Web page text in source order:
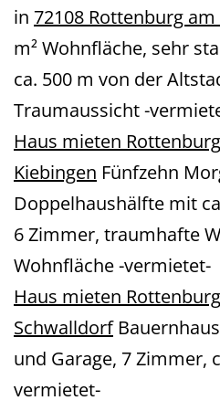
in 72108 Rottenburg
m² Wohnfläche, sehr
ca. 500 m von der
Traumaussicht -
Haus mieten Rottenburg
Kiebingen Fünfzehn
Doppelhaushälfte mit
6 Zimmer, traumhafte
Wohnfläche -vermietet-
Haus mieten Rottenburg
Schwalldorf
und Garage, 7 Zimmer,
vermietet-